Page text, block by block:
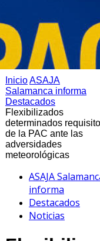
InicioASAJA
Salamanca informa
Destacados
Flexibilizados
determinados
de la PAC ante las
adversidades
meteorológicas
ASAJA
informa
Destacados
Noticias